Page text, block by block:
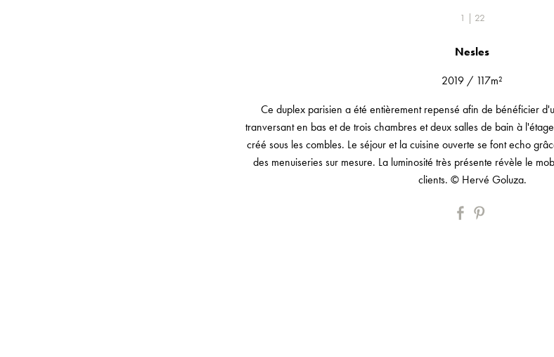
1 | 22
Nesles
2019 / 117m²
Ce duplex parisien a été entièrement repensé afin de bénéficier
tranversant en bas et de trois chambres et deux salles de bain à
créé sous les combles. Le séjour et la cuisine ouverte se font echo
des menuiseries sur mesure. La luminosité très présente révèle le
clients. © Hervé Goluza.